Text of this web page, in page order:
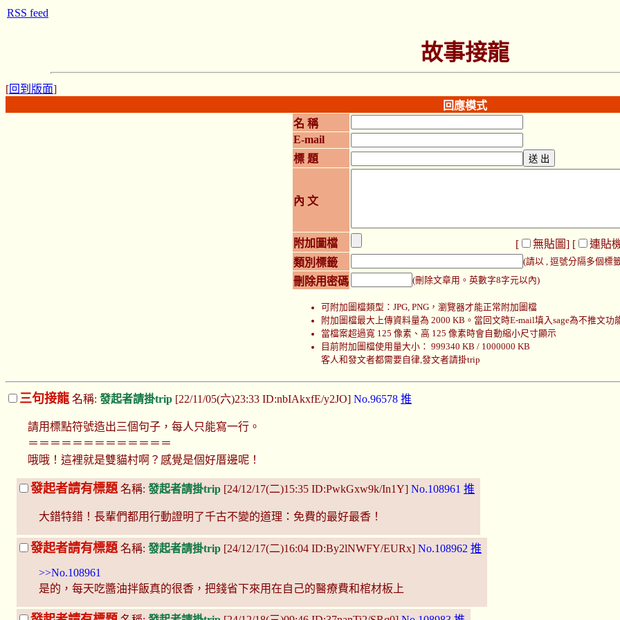
故事接龍
[回到版面]
回應模式
名 稱
E-mail
標 題
內 文
附加圖檔 [ 無貼圖] [
連貼
類別標籤
(請以 , 逗號分隔多個標
刪除用密碼 (刪除文章用。英數字8字元以內)
可附加圖檔類型：JPG, PNG，瀏覽器才能正常附加圖檔
附加圖檔最大上傳資料量為 2000 KB。當回文時E-mail填入sage為不推文功
當檔案超過寬 125 像素、高 125 像素時會自動縮小尺寸顯示
目前附加圖檔使用量大小： 999340 KB / 1000000 KB
客人和發文者都需要自律,發文者請掛trip
三句接龍 名稱: 發起者請掛trip [22/11/05(六)23:33 ID:nbIAkxfE/y2JO] No.96578 推
請用標點符號造出三個句子，每人只能寫一行。
＝＝＝＝＝＝＝＝＝＝＝＝＝
哦哦！這裡就是雙貓村啊？感覺是個好厝邊呢！
發起者請有標題 名稱: 發起者請掛trip [24/12/17(二)15:35 ID:PwkGxw9k/In1Y] No.108961 推
大錯特錯！長輩們都用行動證明了千古不變的道理：免費的最好最香！
發起者請有標題 名稱: 發起者請掛trip [24/12/17(二)16:04 ID:By2lNWFY/EURx] No.108962 推
>>No.108961
是的，每天吃醬油拌飯真的很香，把錢省下來用在自己的醫療費和棺材板上
RSS feed